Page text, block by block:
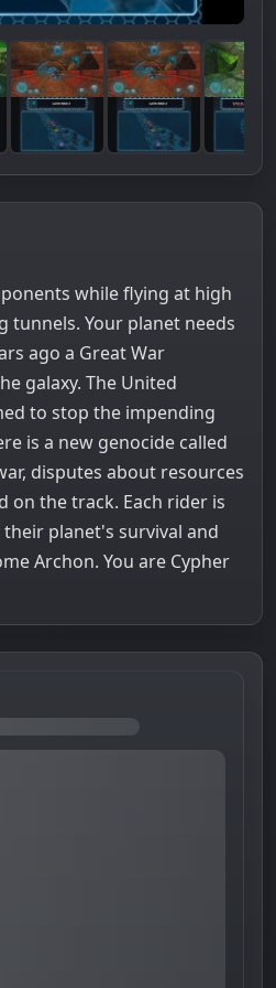
while flying at high
tunnels. Your planet needs
ago a Great War
galaxy. The United
to stop the impending
is a new genocide called
disputes about resources
on the track. Each rider is
planet's survival and
Archon. You are Cypher